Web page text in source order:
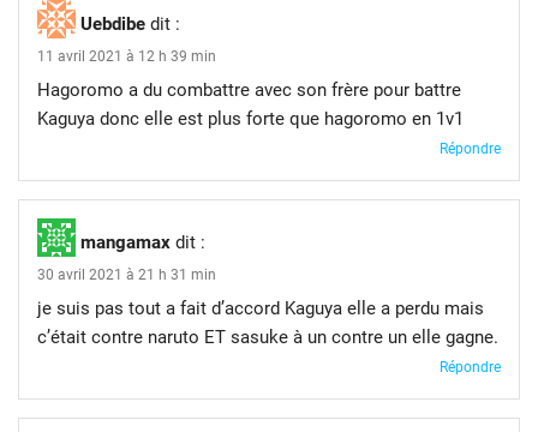
Uebdibe dit :
11 avril 2021 à 12 h 39 min
Hagoromo a du combattre avec son frère pour battre
Kaguya donc elle est plus forte que hagoromo en 1v1
Répondre
mangamax dit :
30 avril 2021 à 21 h 31 min
je suis pas tout a fait d’accord Kaguya elle a perdu mais
c’était contre naruto ET sasuke à un contre un elle gagne.
Répondre